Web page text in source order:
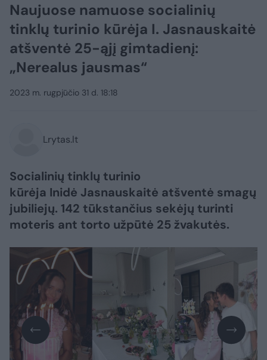
Naujuose namuose socialinių
tinklų turinio kūrėja I. Jasnauskaitė
atšventė 25-ąjį gimtadienį:
„Nerealus jausmas“
2023 m. rugpjūčio 31 d. 18:18
Lrytas.lt
Socialinių tinklų turinio
kūrėja Inidė Jasnauskaitė atšventė smagų
jubiliejų. 142 tūkstančius sekėjų turinti
moteris ant torto užpūtė 25 žvakutės.